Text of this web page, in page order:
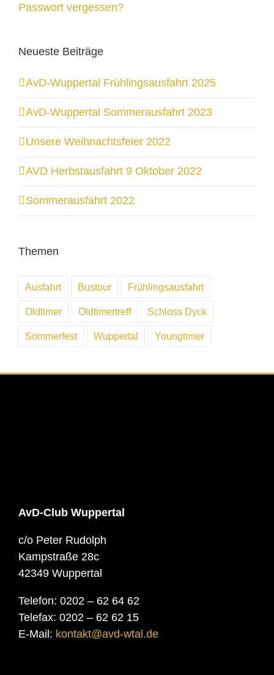
Passwort vergessen?
Neueste Beiträge
AvD-Wuppertal Frühlingsausfahrt 2025
AvD-Wuppertal Sommerausfahrt 2023
Unsere Weihnachtsfeier 2022
AVD Herbstausfahrt 9 Oktober 2022
Sommerausfahrt 2022
Themen
Ausfahrt Bustour Frühlingsausfahrt
Oldtimer Oldtimertreff Schloss Dyck
Sommerfest Wuppertal Youngtimer
AvD-Club Wuppertal
c/o Peter Rudolph
Kampstraße 28c
42349 Wuppertal
Telefon: 0202 – 62 64 62
Telefax: 0202 – 62 62 15
E-Mail: kontakt@avd-wtal.de